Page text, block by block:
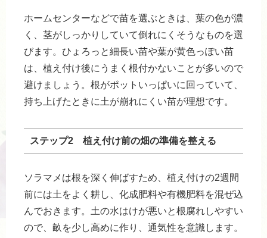
ホームセンターなどで苗を選ぶときは、葉の色が濃
く、茎がしっかりしていて倒れにくそうなものを選
びます。ひょろっと細長い苗や葉が黄色っぽい苗
は、植え付け後にうまく根付かないことが多いので
避けましょう。根がポットいっぱいに回っていて、
持ち上げたときに土が崩れにくい苗が理想です。
ステップ2 植え付け前の畑の準備を整える
ソラマメは根を深く伸ばすため、植え付けの2週間
前には土をよく耕し、化成肥料や有機肥料を混ぜ込
んでおきます。土の水はけが悪いと根腐れしやすい
ので、畝を少し高めに作り、通気性を意識します。